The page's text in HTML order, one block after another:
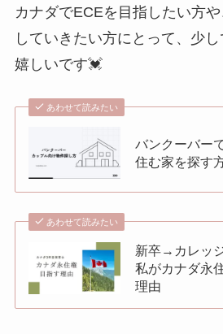
カナダでECEを目指したい方
していきたい方にとって、少
嬉しいです💓
あわせて読みたい
バンクーバー
住む家を探す
あわせて読みたい
新卒→カレッ
私がカナダ永
理由